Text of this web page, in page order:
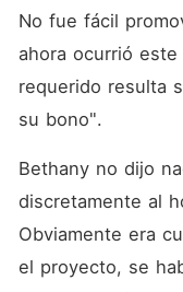
No fue fácil
ahora ocurrió
requerido resulta
su bono".
Bethany no dijo
discretamente al
Obviamente era
el proyecto, se